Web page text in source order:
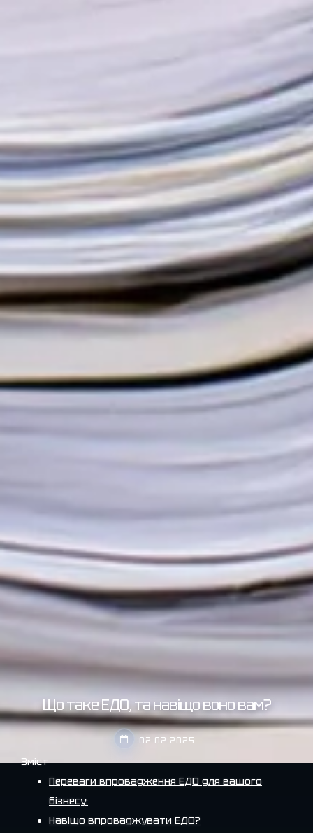
Що таке ЕДО, та навіщо воно вам?
02.02.2025
Зміст
Переваги впровадження ЕДО для вашого
бізнесу:
Навіщо впроваджувати ЕДО?